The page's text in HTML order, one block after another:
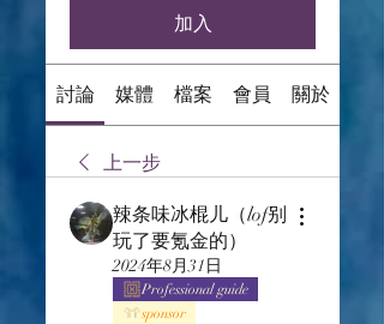
加入
討論 媒體 檔案 會員 關於
上一步
辣条味冰棍儿（lof别
玩了要氪金的）
2024年8月31日
Professional guide
sponsor